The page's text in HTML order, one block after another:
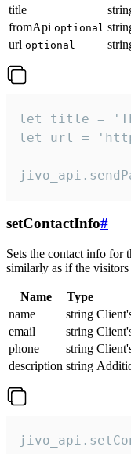
title
fromApi optional
url optional
let title =
let url =
setContactInfo#
Sets the contact info for
similarly as if the
Name Type
name
string
email
string
phone
string
description string